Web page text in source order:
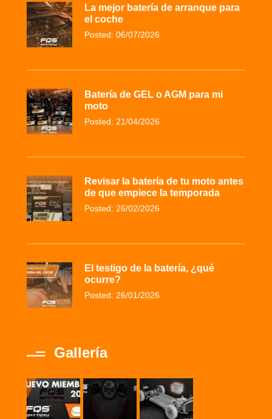
La mejor batería de arranque para
el coche
Posted: 06/07/2026
Batería de GEL o AGM para mi
moto
Posted: 21/04/2026
Revisar la batería de tu moto antes
de que empiece la temporada
Posted: 26/02/2026
El testigo de la batería, ¿qué
ocurre?
Posted: 26/01/2026
Gallería